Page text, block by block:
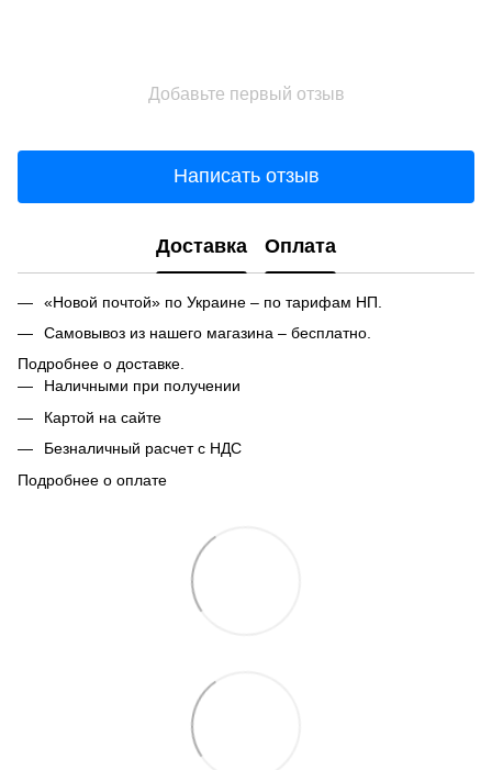
Добавьте первый отзыв
Написать отзыв
Доставка Оплата
«Новой почтой» по Украине – по тарифам НП.
Самовывоз из нашего магазина – бесплатно.
Подробнее о доставке.
Наличными при получении
Картой на сайте
Безналичный расчет с НДС
Подробнее о оплате